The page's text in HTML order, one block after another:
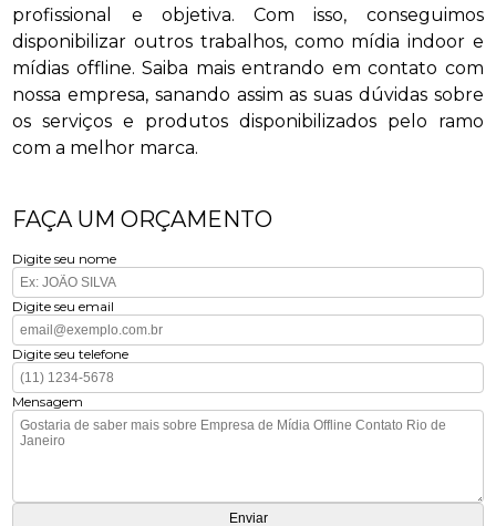
profissional e objetiva. Com isso, conseguimos
disponibilizar outros trabalhos, como mídia indoor e
mídias offline. Saiba mais entrando em contato com
nossa empresa, sanando assim as suas dúvidas sobre
os serviços e produtos disponibilizados pelo ramo
com a melhor marca.
FAÇA UM ORÇAMENTO
Digite seu nome
Digite seu email
Digite seu telefone
Mensagem